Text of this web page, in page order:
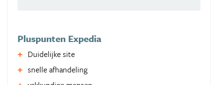
Pluspunten Expedia
Duidelijke site
snelle afhandeling